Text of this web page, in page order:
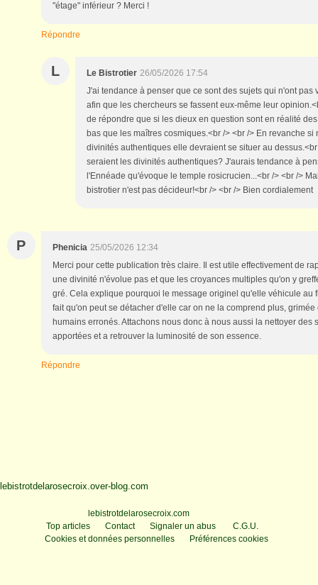
"étage" inférieur ? Merci !
Répondre
L Le Bistrotier 26/05/2026 17:54
J'ai tendance à penser que ce sont des sujets qui n'ont pas
afin que les chercheurs se fassent eux-même leur
de répondre que si les dieux en question sont en réalité
bas que les maîtres cosmiques.<br /> <br /> En revanche si
divinités authentiques elle devraient se situer au
seraient les divinités authentiques? J'aurais tendance à
l'Ennéade qu'évoque le temple rosicrucien...<br /> <br />
bistrotier n'est pas décideur!<br /> <br /> Bien cordialement
P Phenicia 25/05/2026 12:34
Merci pour cette publication très claire. Il est utile effectivement de
une divinité n'évolue pas et que les croyances multiples qu'on y
gré. Cela explique pourquoi le message originel qu'elle véhicule au
fait qu'on peut se détacher d'elle car on ne la comprend plus,
humains erronés. Attachons nous donc à nous aussi la nettoyer des
apportées et a retrouver la luminosité de son essence.
Répondre
lebistrotdelarosecroix.over-blog.com
lebistrotdelarosecroix.com
Top articles
Contact Signaler un abus
C.G.U.
Cookies et données personnelles
Préférences cookies